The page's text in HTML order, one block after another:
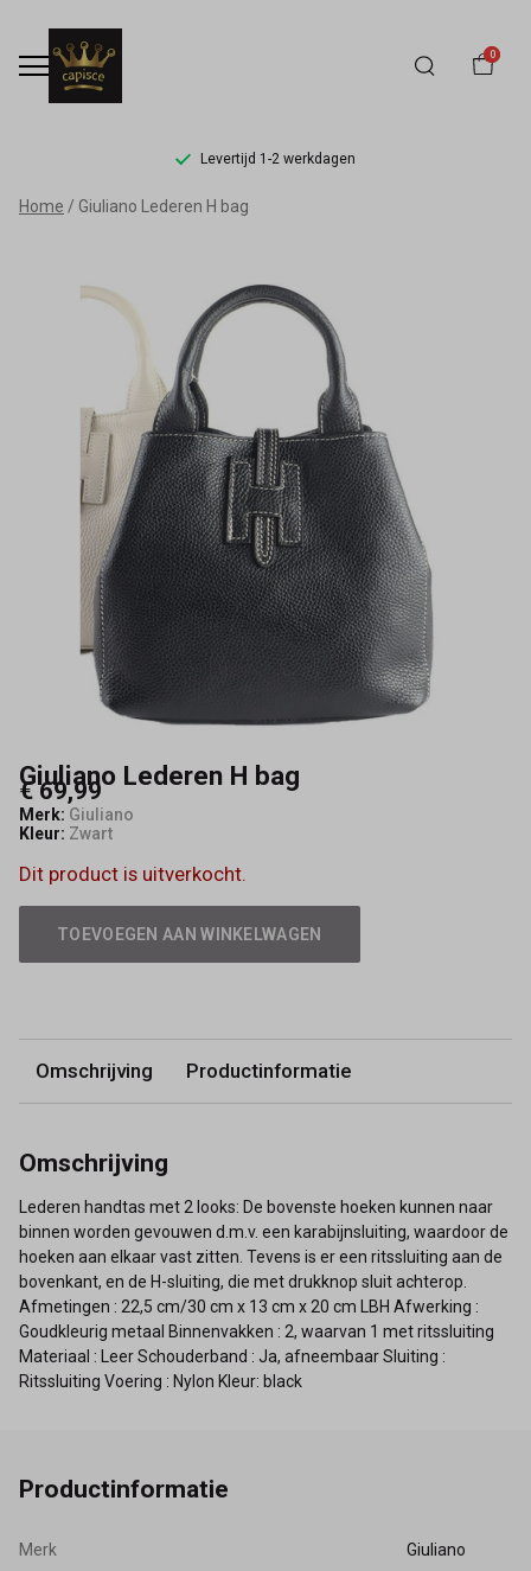
0
Levertijd 1-2 werkdagen
Giuliano
Capisce
Mode
Home Giuliano Lederen H bag
Giuliano Lederen H bag
€ 69,99
Merk: Giuliano
Kleur: Zwart
Dit product is uitverkocht.
TOEVOEGEN AAN WINKELWAGEN
Omschrijving Productinformatie
Omschrijving
Lederen handtas met 2 looks: De bovenste hoeken kunnen naar
binnen worden gevouwen d.m.v. een karabijnsluiting, waardoor de
hoeken aan elkaar vast zitten. Tevens is er een ritssluiting aan de
bovenkant, en de H-sluiting, die met drukknop sluit achterop.
Afmetingen : 22,5 cm/30 cm x 13 cm x 20 cm LBH Afwerking :
Goudkleurig metaal Binnenvakken : 2, waarvan 1 met ritssluiting
Materiaal : Leer Schouderband : Ja, afneembaar Sluiting :
Ritssluiting Voering : Nylon Kleur: black
Productinformatie
Merk Giuliano